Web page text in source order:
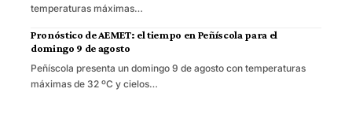
temperaturas máximas…
Pronóstico de AEMET: el tiempo en Peñíscola para el
domingo 9 de agosto
Peñíscola presenta un domingo 9 de agosto con temperaturas
máximas de 32 ºC y cielos…